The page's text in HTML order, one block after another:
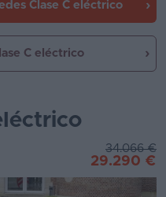
Clase C eléctrico
C eléctrico
34.066 €
29.290 €